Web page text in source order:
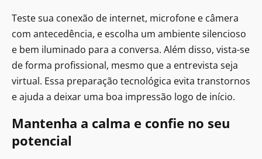
Teste sua conexão de internet, microfone e câmera
com antecedência, e escolha um ambiente silencioso
e bem iluminado para a conversa. Além disso, vista-se
de forma profissional, mesmo que a entrevista seja
virtual. Essa preparação tecnológica evita transtornos
e ajuda a deixar uma boa impressão logo de início.
Mantenha a calma e confie no seu
potencial